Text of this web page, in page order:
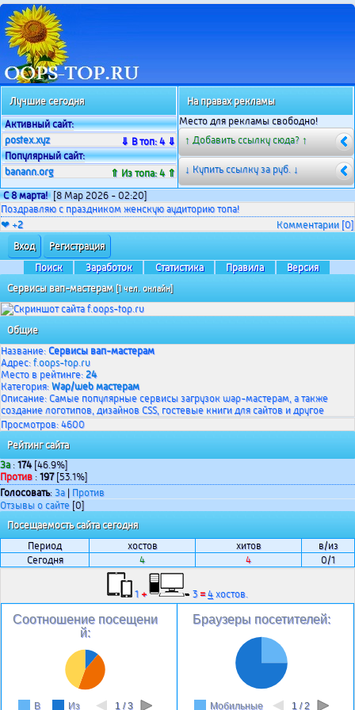
Лучшие сегодня
Активный сайт:
postex.xyz
⇓ В топ: 4 ⇓
Популярный сайт:
banann.org
⇑ Из топа: 4 ⇑
На правах рекламы
Место для рекламы свободно!
↑ Добавить ссылку сюда? ↑
↓ Купить ссылку за руб. ↓
С 8 марта! [8 Мар 2026 - 02:20]
Поздравляю с праздником женскую аудиторию топа!
Комментарии [0]
❤ +2
Вход
Регистрация
Поиск
Заработок Статистика Правила
Версия
Сервисы вап-мастерам [1 чел. онлайн]
Общие
Название: Сервисы вап-мастерам
Адрес: f.oops-top.ru
Место в рейтинге: 24
Категория: Wap/web мастерам
Описание: Самые популярные сервисы загрузок wap-мастерам, а также
создание логотипов, дизайнов CSS, гостевые книги для сайтов и другое
Просмотров: 4600
Рейтинг сайта
За: 174[46.9%]
Против : 197[53.1%]
Голосовать: За | Против
Отзывы о сайте [0]
Посещаемость сайта сегодня
Период
хостов хитов
в/из
Сегодня
4 4 0/1
1 + 3 = 4хостов.
Соотношение посещени
й:
В Из 1 / 3
Браузеры посетителей:
Мобильные 1 / 2